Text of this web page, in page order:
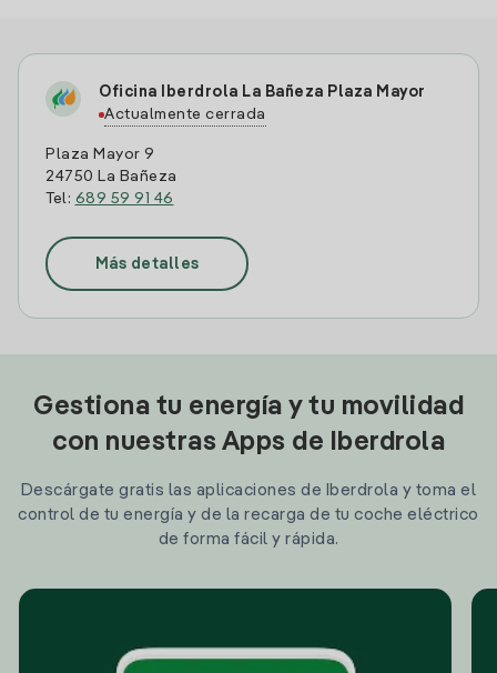
Oficina Iberdrola La Bañeza Plaza Mayor
Actualmente cerrada
Plaza Mayor 9
24750 La Bañeza
Tel: 689 59 91 46
Más detalles
Gestiona tu energía y tu movilidad
con nuestras Apps de Iberdrola
Descárgate gratis las aplicaciones de Iberdrola y toma el
control de tu energía y de la recarga de tu coche eléctrico
de forma fácil y rápida.